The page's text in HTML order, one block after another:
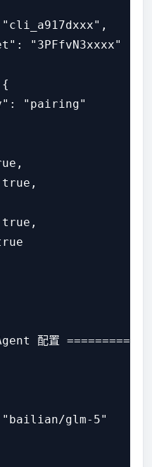
"3PFfvN3xxxx"
"pairing"
配置 ============
glm-5"